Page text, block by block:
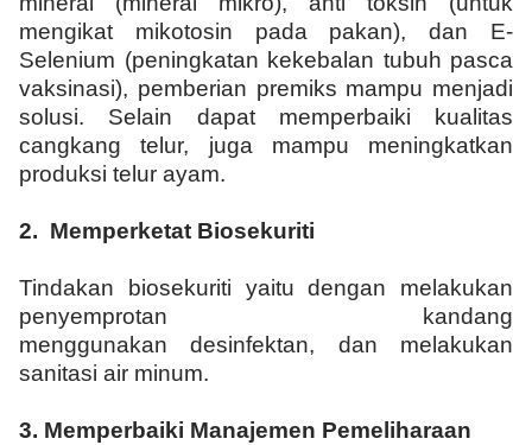
mengikat mikotosin pada pakan), dan E-
Selenium (peningkatan kekebalan tubuh pasca
vaksinasi), pemberian premiks mampu menjadi
solusi. Selain dapat memperbaiki kualitas
cangkang telur, juga mampu meningkatkan
produksi telur ayam.
2. Memperketat Biosekuriti
Tindakan biosekuriti yaitu dengan melakukan
penyemprotan kandang
menggunakan desinfektan, dan melakukan
sanitasi air minum.
3. Memperbaiki Manajemen Pemeliharaan